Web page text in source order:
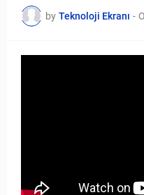
by Teknoloji Ekranı -